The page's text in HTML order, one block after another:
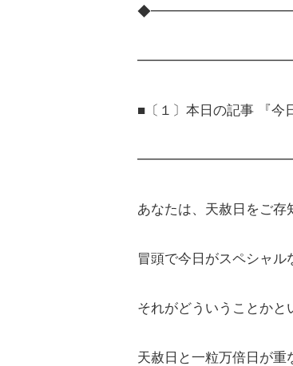
■〔１〕本日の記事 『今
あなたは、天赦日をご存
冒頭で今日がスペシャル
それがどういうことかと
天赦日と一粒万倍日が重